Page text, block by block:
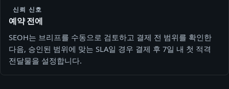
신뢰 신호
예약 전에
SEOH는 브리프를 수동으로 검토하고 결제 전 범위를 확인한
다음, 승인된 범위에 맞는 SLA일 경우 결제 후 7일 내 첫 적격
전달물을 설정합니다.